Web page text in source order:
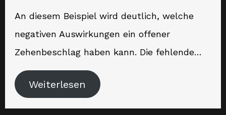
An diesem Beispiel wird deutlich, welche
negativen Auswirkungen ein offener
Zehenbeschlag haben kann. Die fehlende…
Weiterlesen